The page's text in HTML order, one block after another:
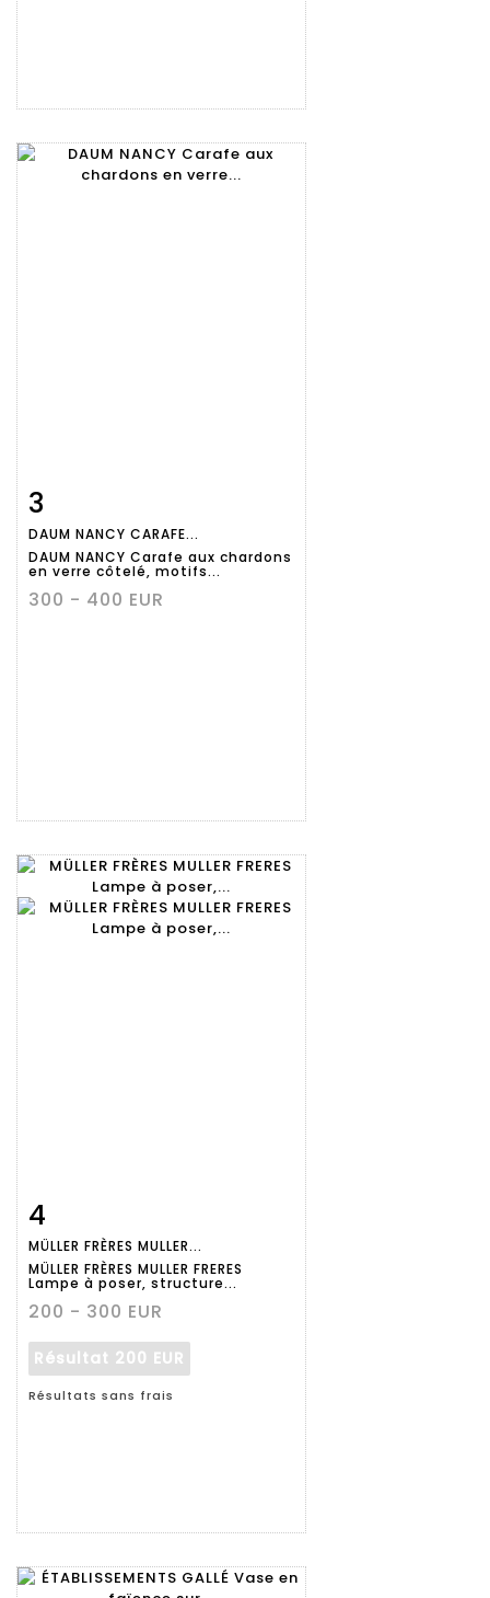
détaillée
3
DAUM NANCY CARAFE...
DAUM NANCY Carafe aux chardons
en verre côtelé, motifs...
300 - 400 EUR
détaillée
4
MÜLLER FRÈRES MULLER...
MÜLLER FRÈRES MULLER FRERES
Lampe à poser, structure...
200 - 300 EUR
Résultat 200 EUR
Résultats sans frais